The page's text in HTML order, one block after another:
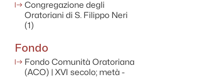
Congregazione degli
Oratoriani di S. Filippo Neri
(1)
Fondo
Fondo Comunità Oratoriana
(ACO) | XVI secolo; metà -